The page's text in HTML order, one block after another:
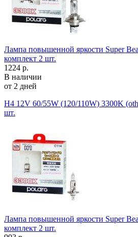
Лампа повышенной яркости Super
комплект 2 шт.
1224 р.
В наличии
от 2 дней
H4 12V 60/55W (120/110W) 3300K
шт.
Лампа повышенной яркости Super
комплект 2 шт.